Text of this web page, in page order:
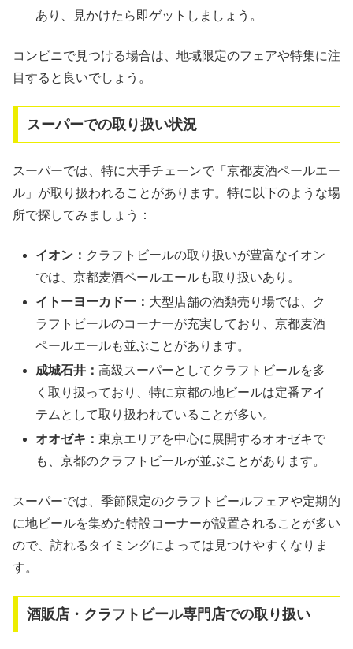
あり、見かけたら即ゲットしましょう。
コンビニで見つける場合は、地域限定のフェアや特集に注
目すると良いでしょう。
スーパーでの取り扱い状況
スーパーでは、特に大手チェーンで「京都麦酒ペールエー
ル」が取り扱われることがあります。特に以下のような場
所で探してみましょう：
イオン： クラフトビールの取り扱いが豊富なイオン
では、京都麦酒ペールエールも取り扱いあり。
イトーヨーカドー： 大型店舗の酒類売り場では、ク
ラフトビールのコーナーが充実しており、京都麦酒
ペールエールも並ぶことがあります。
成城石井：高級スーパーとしてクラフトビールを多
く取り扱っており、特に京都の地ビールは定番アイ
テムとして取り扱われていることが多い。
オオゼキ：東京エリアを中心に展開するオオゼキで
も、京都のクラフトビールが並ぶことがあります。
スーパーでは、季節限定のクラフトビールフェアや定期的
に地ビールを集めた特設コーナーが設置されることが多い
ので、訪れるタイミングによっては見つけやすくなりま
す。
酒販店・クラフトビール専門店での取り扱い